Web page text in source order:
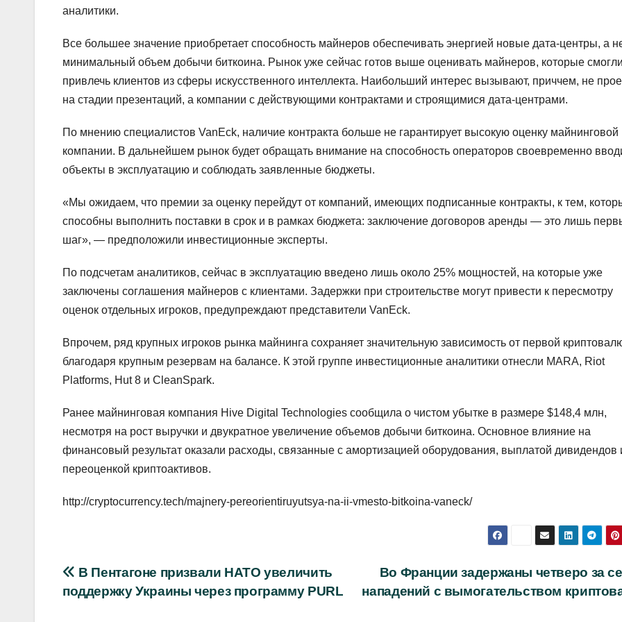
аналитики.
Все большее значение приобретает способность майнеров обеспечивать энергией новые дата-центры, а
минимальный объем добычи биткоина. Рынок уже сейчас готов выше оценивать майнеров, которые смогли
привлечь клиентов из сферы искусственного интеллекта. Наибольший интерес вызывают, приччем, не
на стадии презентаций, а компании с действующими контрактами и строящимися дата-центрами.
По мнению специалистов VanEck, наличие контракта больше не гарантирует высокую оценку майнинговой
компании. В дальнейшем рынок будет обращать внимание на способность операторов своевременно
объекты в эксплуатацию и соблюдать заявленные бюджеты.
«Мы ожидаем, что премии за оценку перейдут от компаний, имеющих подписанные контракты, к тем,
способны выполнить поставки в срок и в рамках бюджета: заключение договоров аренды — это лишь
шаг», — предположили инвестиционные эксперты.
По подсчетам аналитиков, сейчас в эксплуатацию введено лишь около 25% мощностей, на которые уже
заключены соглашения майнеров с клиентами. Задержки при строительстве могут привести к пересмотру
оценок отдельных игроков, предупреждают представители VanEck.
Впрочем, ряд крупных игроков рынка майнинга сохраняет значительную зависимость от первой
благодаря крупным резервам на балансе. К этой группе инвестиционные аналитики отнесли MARA, Riot
Platforms, Hut 8 и CleanSpark.
Ранее майнинговая компания Hive Digital Technologies сообщила о чистом убытке в размере $148,4 млн,
несмотря на рост выручки и двукратное увеличение объемов добычи биткоина. Основное влияние на
финансовый результат оказали расходы, связанные с амортизацией оборудования, выплатой дивидендов
переоценкой криптоактивов.
http://cryptocurrency.tech/majnery-pereorientiruyutsya-na-ii-vmesto-bitkoina-vaneck/
Навигация
по
Во Франции задержаны четверо за
нападений с вымогательством
В Пентагоне призвали НАТО увеличить
поддержку Украины через программу PURL